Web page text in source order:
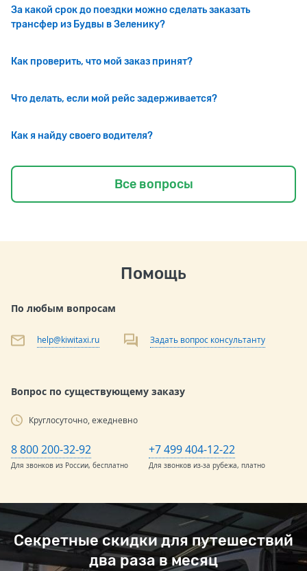
За какой срок до поездки можно сделать заказать
трансфер из Будвы в Зеленику?
Как проверить, что мой заказ принят?
Что делать, если мой рейс задерживается?
Как я найду своего водителя?
Все вопросы
Помощь
По любым вопросам
help@kiwitaxi.ru Задать вопрос консультанту
Вопрос по существующему заказу
Круглосуточно, ежедневно
8 800 200-32-92
Для звонков из России, бесплатно
+7 499 404-12-22
Для звонков из-за рубежа, платно
Секретные скидки для путешествий
два раза в месяц